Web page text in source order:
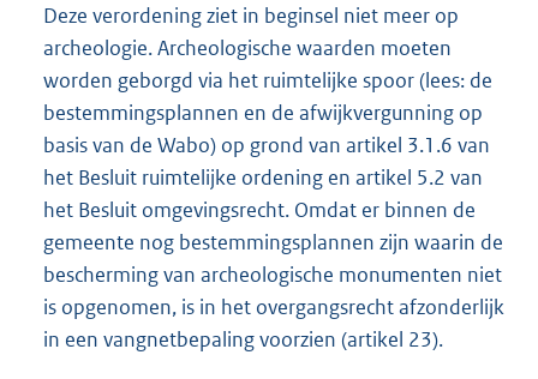
Deze verordening ziet in beginsel niet meer op
archeologie. Archeologische waarden moeten
worden geborgd via het ruimtelijke spoor (lees: de
bestemmingsplannen en de afwijkvergunning op
basis van de Wabo) op grond van artikel 3.1.6 van
het Besluit ruimtelijke ordening en artikel 5.2 van
het Besluit omgevingsrecht. Omdat er binnen de
gemeente nog bestemmingsplannen zijn waarin de
bescherming van archeologische monumenten niet
is opgenomen, is in het overgangsrecht afzonderlijk
in een vangnetbepaling voorzien (artikel 23).